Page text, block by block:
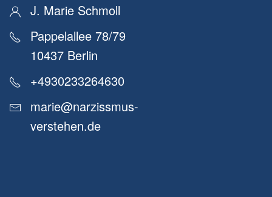
J. Marie Schmoll
Pappelallee 78/79
10437 Berlin
+4930233264630
marie@narzissmus-
verstehen.de